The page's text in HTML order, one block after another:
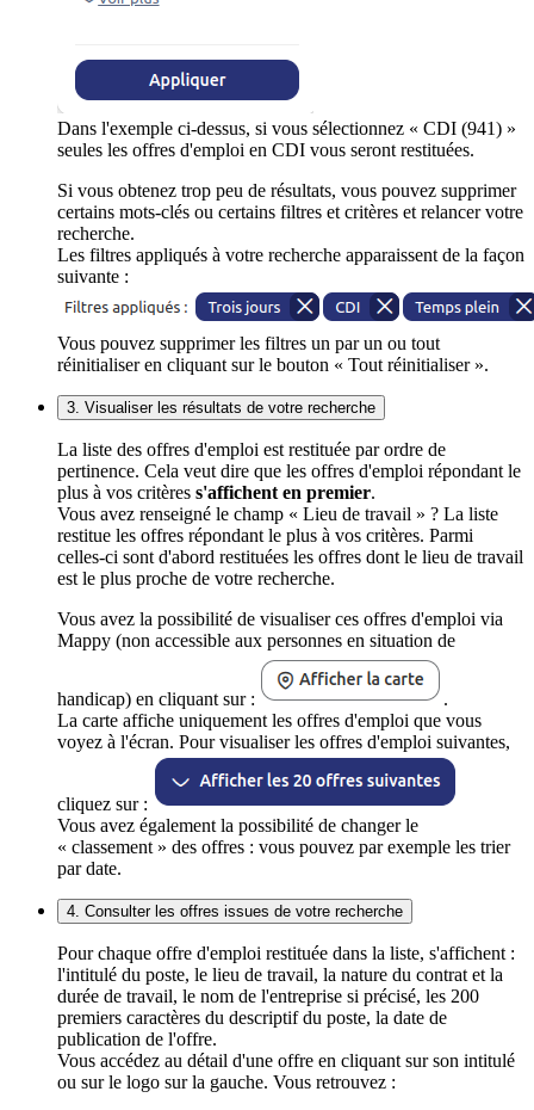
Dans l'exemple ci-dessus, si vous sélectionnez « CDI (941) »
seules les offres d'emploi en CDI vous seront restituées.
Si vous obtenez trop peu de résultats, vous pouvez supprimer
certains mots-clés ou certains filtres et critères et relancer votre
recherche.
Les filtres appliqués à votre recherche apparaissent de la façon
suivante :
Vous pouvez supprimer les filtres un par un ou tout
réinitialiser en cliquant sur le bouton « Tout réinitialiser ».
3. Visualiser les résultats de votre recherche
La liste des offres d'emploi est restituée par ordre de
pertinence. Cela veut dire que les offres d'emploi répondant le
plus à vos critères s'affichent en premier.
Vous avez renseigné le champ « Lieu de travail » ? La liste
restitue les offres répondant le plus à vos critères. Parmi
celles-ci sont d'abord restituées les offres dont le lieu de travail
est le plus proche de votre recherche.
Vous avez la possibilité de visualiser ces offres d'emploi via
Mappy (non accessible aux personnes en situation de
handicap) en cliquant sur :
.
La carte affiche uniquement les offres d'emploi que vous
voyez à l'écran. Pour visualiser les offres d'emploi suivantes,
cliquez sur :
Vous avez également la possibilité de changer le
« classement » des offres : vous pouvez par exemple les trier
par date.
4. Consulter les offres issues de votre recherche
Pour chaque offre d'emploi restituée dans la liste, s'affichent :
l'intitulé du poste, le lieu de travail, la nature du contrat et la
durée de travail, le nom de l'entreprise si précisé, les 200
premiers caractères du descriptif du poste, la date de
publication de l'offre.
Vous accédez au détail d'une offre en cliquant sur son intitulé
ou sur le logo sur la gauche. Vous retrouvez :